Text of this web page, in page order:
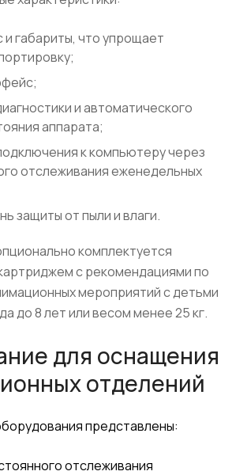
габариты, что упрощает
и автоматического
аппарата;
к компьютеру через
отслеживания еженедельных
защиты от пыли и влаги.
комплектуется
с рекомендациями по
мероприятий с детьми
до 8 лет или весом менее 25 кг.
для оснащения
отделений
представлены:
отслеживания